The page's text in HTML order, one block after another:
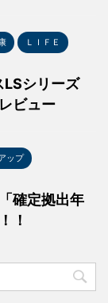
ＬＩＦＥ
LSシリーズ
ビュー
ップ
確定拠出年
！